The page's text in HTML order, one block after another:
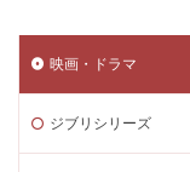
映画・ドラマ
ジブリシリーズ